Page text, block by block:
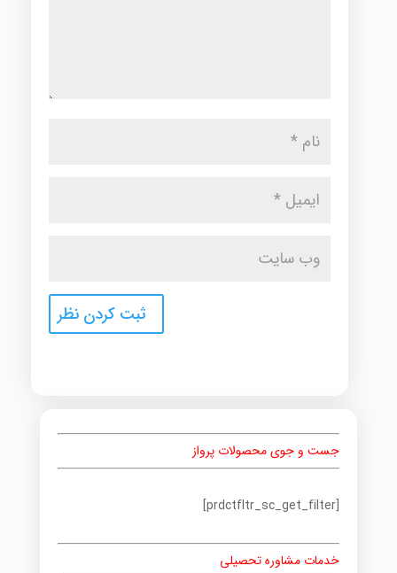
جست و جوی محصولات پرواز
[prdctfltr_sc_get_filter]
خدمات مشاوره تحصیلی